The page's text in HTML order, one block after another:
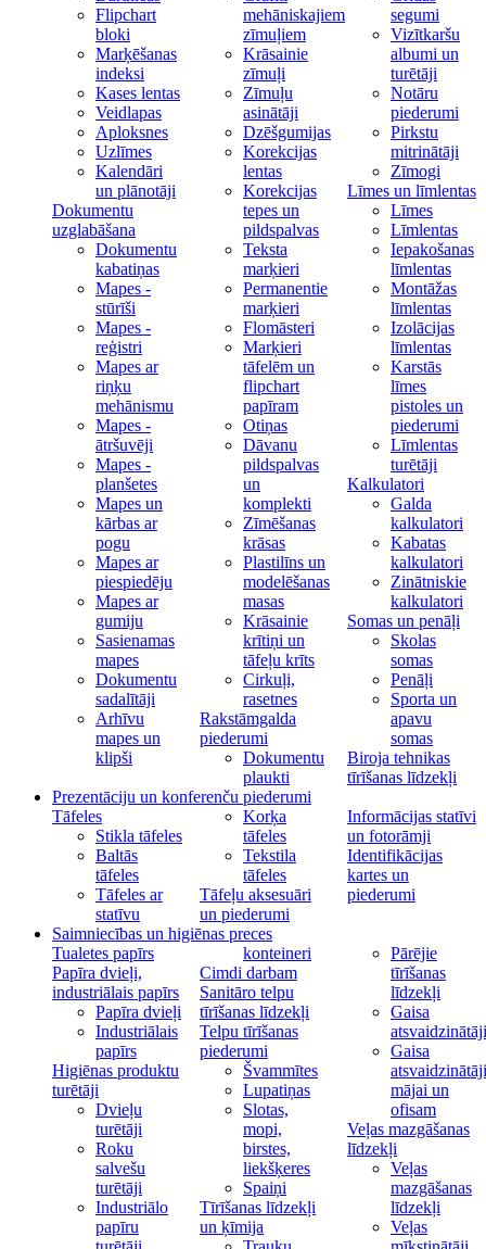
Flipchart
bloki
Marķēšanas
indeksi
Kases lentas
Veidlapas
Aploksnes
Uzlīmes
Kalendāri
un plānotāji
Dokumentu
uzglabāšana
Dokumentu
kabatiņas
Mapes -
stūrīši
Mapes -
reģistri
Mapes ar
riņķu
mehānismu
Mapes -
ātršuvēji
Mapes -
planšetes
Mapes un
kārbas ar
pogu
Mapes ar
piespiedēju
Mapes ar
gumiju
Sasienamas
mapes
Dokumentu
sadalītāji
Arhīvu
mapes un
klipši
mehāniskajiem
zīmuļiem
Krāsainie
zīmuļi
Zīmuļu
asinātāji
Dzēšgumijas
Korekcijas
lentas
Korekcijas
tepes un
pildspalvas
Teksta
marķieri
Permanentie
marķieri
Flomāsteri
Marķieri
tāfelēm un
flipchart
papīram
Otiņas
Dāvanu
pildspalvas
un
komplekti
Zīmēšanas
krāsas
Plastilīns un
modelēšanas
masas
Krāsainie
krītiņi un
tāfeļu krīts
Cirkuļi,
rasetnes
Rakstāmgalda
piederumi
Dokumentu
plaukti
segumi
Vizītkaršu
albumi un
turētāji
Notāru
piederumi
Pirkstu
mitrinātāji
Zīmogi
Līmes un līmlentas
Līmes
Līmlentas
Iepakošanas
līmlentas
Montāžas
līmlentas
Izolācijas
līmlentas
Karstās
līmes
pistoles un
piederumi
Līmlentas
turētāji
Kalkulatori
Galda
kalkulatori
Kabatas
kalkulatori
Zinātniskie
kalkulatori
Somas un penāļi
Skolas
somas
Penāļi
Sporta un
apavu
somas
Biroja tehnikas
tīrīšanas līdzekļi
Prezentāciju un konferenču piederumi
Tāfeles
Stikla tāfeles
Baltās
tāfeles
Tāfeles ar
statīvu
Korķa
tāfeles
Tekstila
tāfeles
Tāfeļu aksesuāri
un piederumi
Informācijas statīvi
un fotorāmji
Identifikācijas
kartes un
piederumi
Saimniecības un higiēnas preces
Tualetes papīrs
Papīra dvieļi,
industriālais papīrs
Papīra dvieļi
Industriālais
papīrs
Higiēnas produktu
turētāji
Dvieļu
turētāji
Roku
salvešu
turētāji
Industriālo
papīru
konteineri
Cimdi darbam
Sanitāro telpu
tīrīšanas līdzekļi
Telpu tīrīšanas
piederumi
Švammītes
Lupatiņas
Slotas,
mopi,
birstes,
liekšķeres
Spaiņi
Tīrīšanas līdzekļi
un ķīmija
Pārējie
tīrīšanas
līdzekļi
Gaisa
atsvaidzinātāji
Gaisa
atsvaidzinātāji
mājai un
ofisam
Veļas mazgāšanas
līdzekļi
Veļas
mazgāšanas
līdzekļi
Veļas